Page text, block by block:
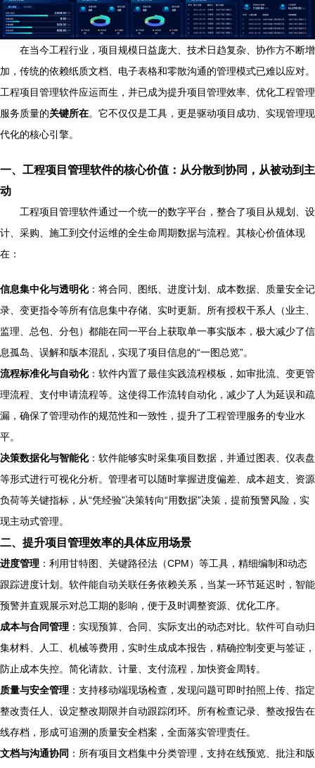
在当今工程行业，项目规模日益庞大、技术日趋复杂、协作方不断增
加，传统的依赖纸质文档、电子表格和零散沟通的管理模式已难以应对。
工程项目管理软件应运而生，并已成为提升项目管理效率、优化工程管理
服务质量的关键所在。它不仅仅是工具，更是驱动项目成功、实现管理现
代化的核心引擎。
一、工程项目管理软件的核心价值：从分散到协同，从被动到主
动
工程项目管理软件通过一个统一的数字平台，整合了项目从规划、设
计、采购、施工到交付运维的全生命周期数据与流程。其核心价值体现
在：
信息集中化与透明化：将合同、图纸、进度计划、成本数据、质量安全记
录、变更指令等所有信息集中存储、实时更新。所有授权干系人（业主、
监理、总包、分包）都能在同一平台上获取单一事实版本，极大减少了信
息孤岛、误解和版本混乱，实现了项目信息的“一图总览”。
流程标准化与自动化：软件内置了最佳实践流程模板，如审批流、变更管
理流程、支付申请流程等。这使得工作流转自动化，减少了人为延误和疏
漏，确保了管理动作的规范性和一致性，提升了工程管理服务的专业水
平。
决策数据化与智能化：软件能够实时采集项目数据，并通过图表、仪表盘
等形式进行可视化分析。管理者可以随时掌握进度偏差、成本超支、资源
负荷等关键指标，从“凭经验”决策转向“用数据”决策，提前预警风险，实
现主动式管理。
二、提升项目管理效率的具体应用场景
进度管理 ：利用甘特图、关键路径法（CPM）等工具，精细编制和动态
跟踪进度计划。软件能自动关联任务依赖关系，当某一环节延迟时，智能
预警并直观展示对总工期的影响，便于及时调整资源、优化工序。
成本与合同管理 ：实现预算、合同、实际支出的动态对比。软件可自动归
集材料、人工、机械等费用，实时生成成本报告，精确控制变更与签证，
防止成本失控。简化请款、计量、支付流程，加快资金周转。
质量与安全管理 ：支持移动端现场检查，发现问题可即时拍照上传、指定
整改责任人、设定整改期限并自动跟踪闭环。所有检查记录、整改报告在
线存档，形成可追溯的质量安全档案，全面落实管理责任。
文档与沟通协同 ：所有项目文档集中分类管理，支持在线预览、批注和版